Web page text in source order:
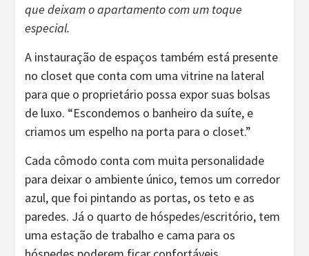
que deixam o apartamento com um toque
especial.
A instauração de espaços também está presente
no closet que conta com uma vitrine na lateral
para que o proprietário possa expor suas bolsas
de luxo. “Escondemos o banheiro da suíte, e
criamos um espelho na porta para o closet.”
Cada cômodo conta com muita personalidade
para deixar o ambiente único, temos um corredor
azul, que foi pintando as portas, os teto e as
paredes. Já o quarto de hóspedes/escritório, tem
uma estação de trabalho e cama para os